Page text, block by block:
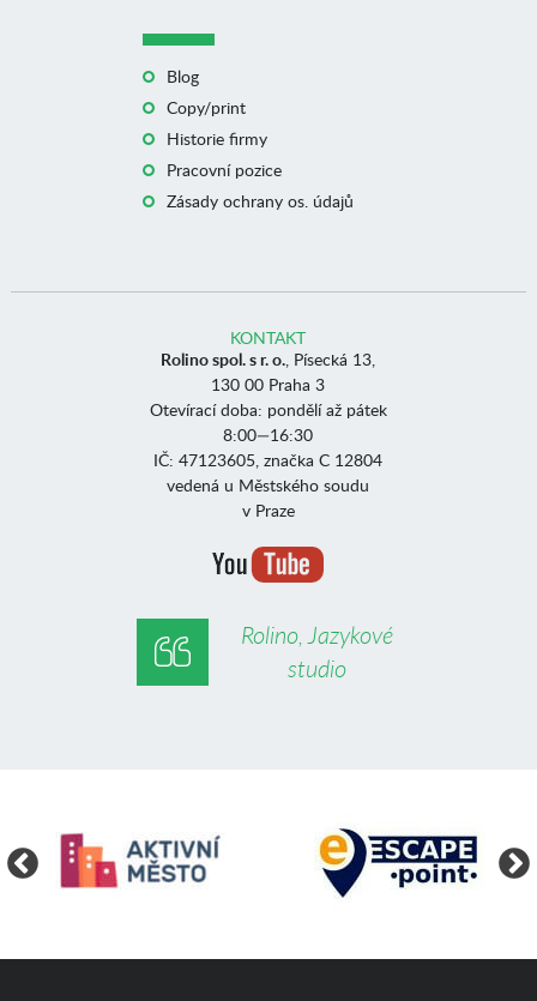
Blog
Copy/print
Historie firmy
Pracovní pozice
Zásady ochrany os. údajů
KONTAKT
Rolino spol. s r. o., Písecká 13,
130 00 Praha 3
Otevírací doba: pondělí až pátek
8:00—16:30
IČ: 47123605, značka C 12804
vedená u Městského soudu
v Praze
Rolino, Jazykové
studio